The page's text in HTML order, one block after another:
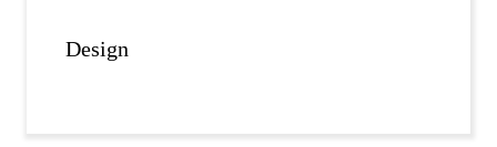
Design